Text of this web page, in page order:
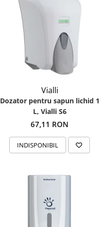
Vialli
Dozator pentru sapun lichid 1
L, Vialli S6
67,11 RON
INDISPONIBIL